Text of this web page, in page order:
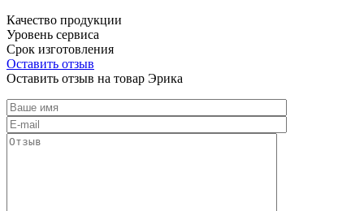
Качество продукции
Уровень сервиса
Срок изготовления
Оставить отзыв
Оставить отзыв на товар Эрика